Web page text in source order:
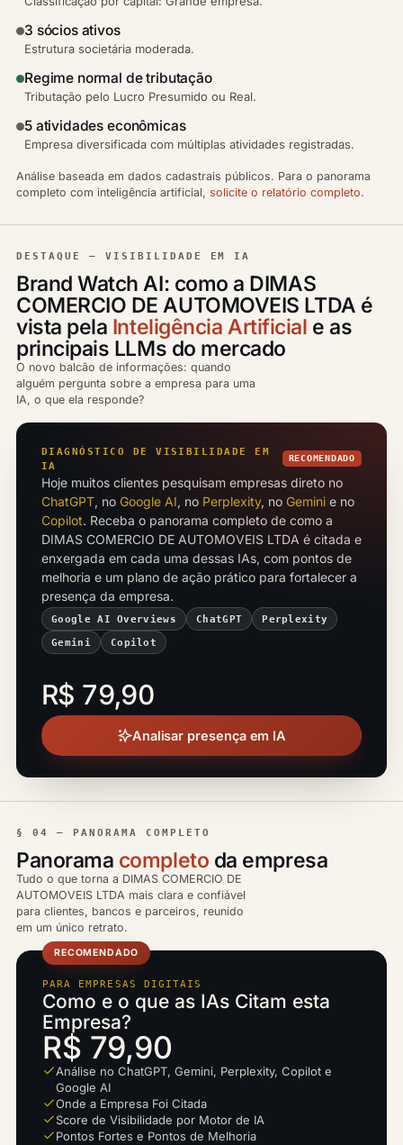
3 sócios ativos
Estrutura societária moderada.
Regime normal de tributação
Tributação pelo Lucro Presumido ou Real.
5 atividades econômicas
Empresa diversificada com múltiplas atividades registradas.
Análise baseada em dados cadastrais públicos. Para o panorama
completo com inteligência artificial, solicite o relatório completo.
DESTAQUE — VISIBILIDADE EM IA
Brand Watch AI: como a DIMAS
COMERCIO DE AUTOMOVEIS LTDA é
vista pela Inteligência Artificial e as
principais LLMs do mercado
O novo balcão de informações: quando
alguém pergunta sobre a empresa para uma
IA, o que ela responde?
DIAGNÓSTICO DE VISIBILIDADE EM
IA
RECOMENDADO
Hoje muitos clientes pesquisam empresas direto no
ChatGPT, no Google AI, no Perplexity, no Gemini e no
Copilot. Receba o panorama completo de como a
DIMAS COMERCIO DE AUTOMOVEIS LTDA é citada e
enxergada em cada uma dessas IAs, com pontos de
melhoria e um plano de ação prático para fortalecer a
presença da empresa.
Google AI Overviews ChatGPT Perplexity
Gemini Copilot
R$ 79,90
Analisar presença em IA
§ 04 — PANORAMA COMPLETO
Panorama completo da empresa
Tudo o que torna a DIMAS COMERCIO DE
AUTOMOVEIS LTDA mais clara e confiável
para clientes, bancos e parceiros, reunido
em um único retrato.
RECOMENDADO
PARA EMPRESAS DIGITAIS
Como e o que as IAs Citam esta
Empresa?
R$ 79,90
Análise no ChatGPT, Gemini, Perplexity, Copilot e
Google AI
Onde a Empresa Foi Citada
Score de Visibilidade por Motor de IA
Pontos Fortes e Pontos de Melhoria